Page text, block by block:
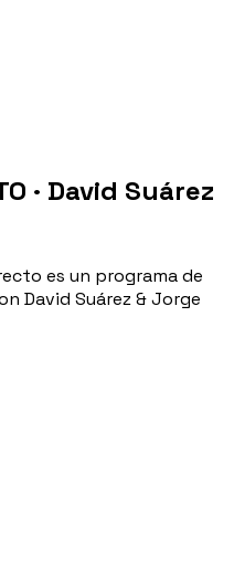
· David Suárez
es un programa de
David Suárez & Jorge